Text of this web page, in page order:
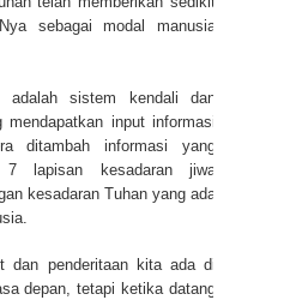
sebagai modal manusia
adalah sistem kendali dan
mendapatkan input informasi
ditambah informasi yang
7 lapisan kesadaran jiwa
kesadaran Tuhan yang ada
dan penderitaan kita ada di
depan, tetapi ketika datang